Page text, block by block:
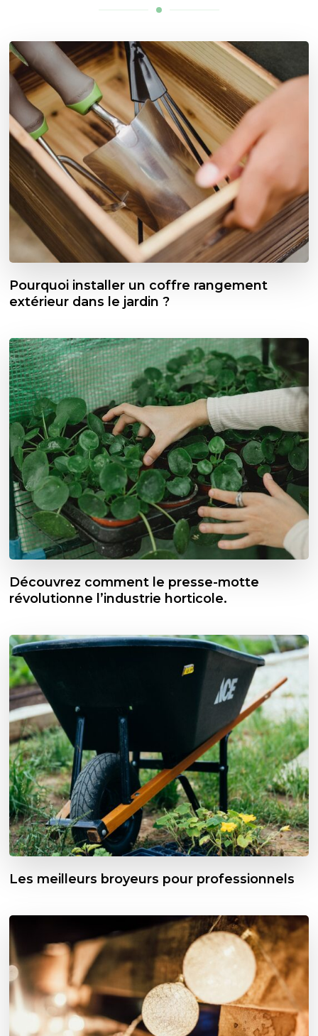
Pourquoi installer un coffre rangement
extérieur dans le jardin ?
Découvrez comment le presse-motte
révolutionne l’industrie horticole.
Les meilleurs broyeurs pour professionnels